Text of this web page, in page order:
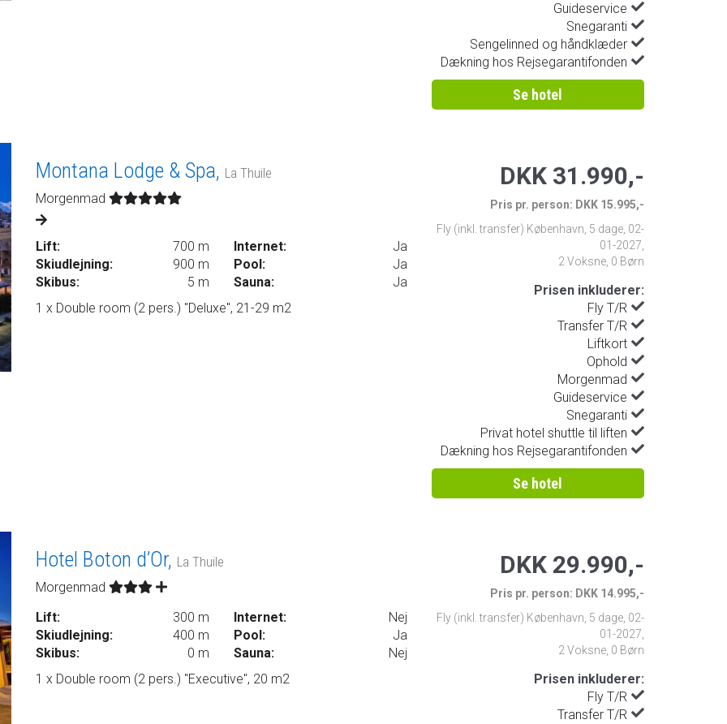
Guideservice
Snegaranti
Sengelinned og håndklæder
Dækning hos Rejsegarantifonden
Se hotel
Montana Lodge & Spa, La Thuile
Morgenmad
Lift:
700 m
Skiudlejning:
900 m
Skibus:
5 m
Internet:
Ja
Pool:
Ja
Sauna:
Ja
1 x Double room (2 pers.) "Deluxe", 21-29 m2
DKK 31.990,-
Pris pr. person: DKK 15.995,-
Fly (inkl. transfer) København 5 dage 02-
01-2027
2 Voksne, 0 Børn
Prisen inkluderer:
Fly T/R
Transfer T/R
Liftkort
Ophold
Morgenmad
Guideservice
Snegaranti
Privat hotel shuttle til liften
Dækning hos Rejsegarantifonden
Se hotel
Hotel Boton d’Or, La Thuile
Morgenmad
Lift:
300 m
Skiudlejning:
400 m
Skibus:
0 m
Internet:
Nej
Pool:
Ja
Sauna:
Nej
1 x Double room (2 pers.) "Executive", 20 m2
DKK 29.990,-
Pris pr. person: DKK 14.995,-
Fly (inkl. transfer) København 5 dage 02-
01-2027
2 Voksne, 0 Børn
Prisen inkluderer:
Fly T/R
Transfer T/R